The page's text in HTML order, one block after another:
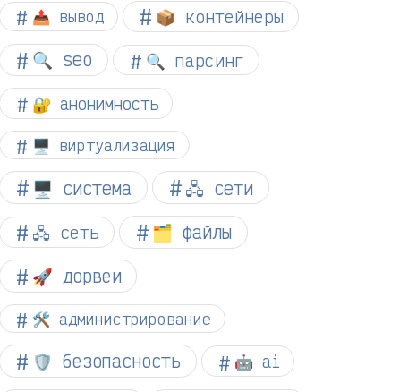
📤 вывод 📦 контейнеры
🔍 seo 🔍 парсинг
🔐 анонимность
🖥️ виртуализация
🖥️ система 🖧 сети
🖧 сеть 🗂️ файлы
🚀 дорвеи
🛠️ администрирование
🛡️ безопасность 🤖 ai